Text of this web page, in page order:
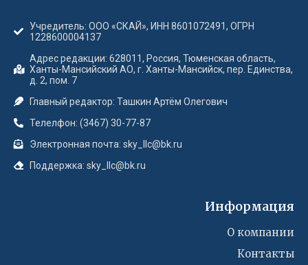
Учредитель: ООО «СКАЙ», ИНН 8601072491, ОГРН
1228600004137
Адрес редакции: 628011, Россия, Тюменская область,
Ханты-Мансийский АО, г. Ханты-Мансийск, пер. Единства,
д. 2, пом. 7
Главный редактор: Ташкин Артём Олегович
Телелфон: (3467) 30-77-87
Электронная почта: sky_llc@bk.ru
Поддержка: sky_llc@bk.ru
Информация
О компании
Контакты